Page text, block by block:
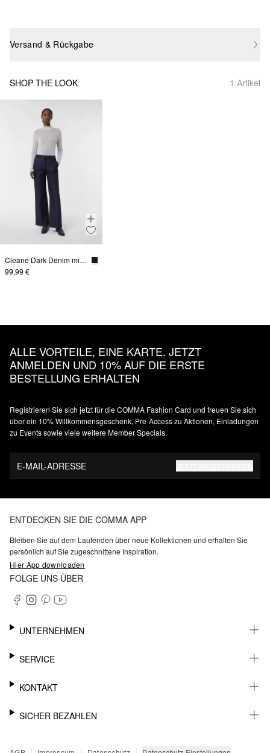
Versand & Rückgabe
SHOP THE LOOK 1 Artikel
Cleane Dark Denim mit weitem Bein
99,99 €
ALLE VORTEILE, EINE KARTE. JETZT
ANMELDEN UND 10% AUF DIE ERSTE
BESTELLUNG ERHALTEN
Registrieren Sie sich jetzt für die COMMA Fashion Card und freuen Sie sich
über ein 10% Willkommensgeschenk, Pre-Access zu Aktionen, Einladungen
zu Events sowie viele weitere Member Specials.
E-MAIL-ADRESSE
ENTDECKEN SIE DIE COMMA APP
Bleiben Sie auf dem Laufenden über neue Kollektionen und erhalten Sie
persönlich auf Sie zugeschnittene Inspiration.
Hier App downloaden
FOLGE UNS ÜBER
UNTERNEHMEN
KARRIERE
BARRIEREFREIHEIT
SERVICE
WHATSAPP
MEIN KONTO
KONTAKT
SUPPORT
SICHER BEZAHLEN